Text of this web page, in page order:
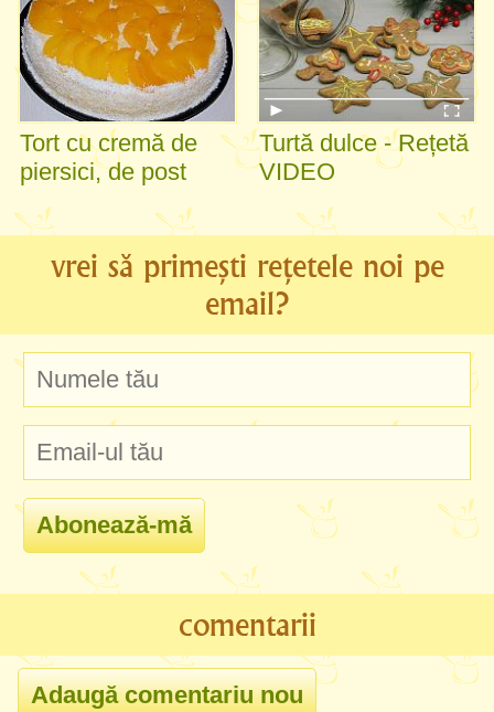
Tort cu cremă de
piersici, de post
Turtă dulce - Rețetă
VIDEO
vrei să primești rețetele noi pe
email?
comentarii